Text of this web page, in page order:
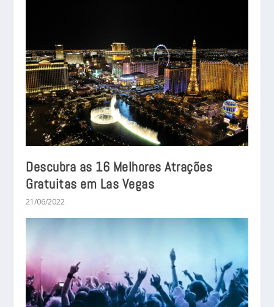
Descubra as 16 Melhores Atrações
Gratuitas em Las Vegas
21/06/2022